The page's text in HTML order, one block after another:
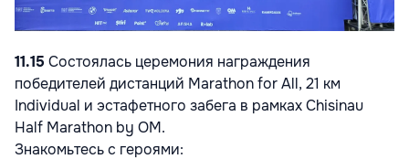
11.15 Состоялась церемония награждения
победителей дистанций Marathon for All, 21 км
Individual и эстафетного забега в рамках Chisinau
Half Marathon by OM.
Знакомьтесь с героями: